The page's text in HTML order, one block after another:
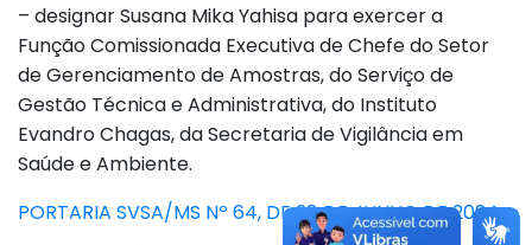
– designar Susana Mika Yahisa para exercer a
Função Comissionada Executiva de Chefe do Setor
de Gerenciamento de Amostras, do Serviço de
Gestão Técnica e Administrativa, do Instituto
Evandro Chagas, da Secretaria de Vigilância em
Saúde e Ambiente.
PORTARIA SVSA/MS Nº 64, DE 28 DE JUNHO DE 2024